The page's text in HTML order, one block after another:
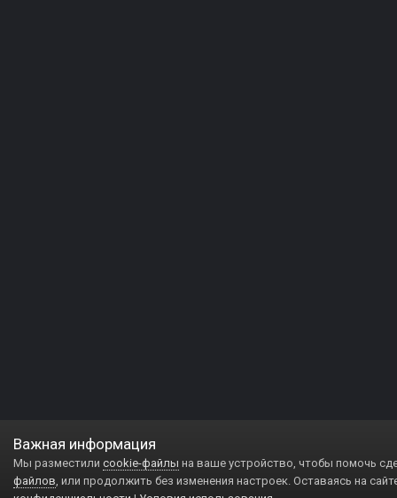
Важная информация
Мы разместили cookie-файлы на ваше устройство, чтобы помочь
файлов, или продолжить без изменения настроек. Оставаясь на